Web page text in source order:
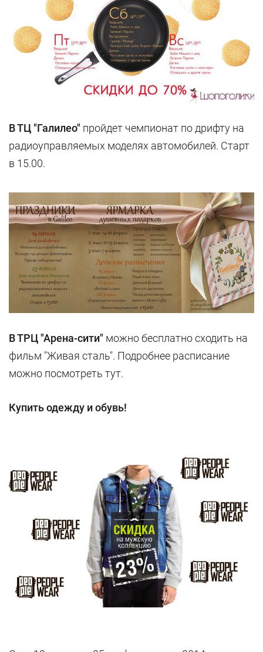
В ТЦ "Галилео" пройдет чемпионат по дрифту на
радиоуправляемых моделях автомобилей. Старт
в 15.00.
В ТРЦ "Арена-сити" можно бесплатно сходить на
фильм "Живая сталь". Подробнее расписание
можно посмотреть тут.
Купить одежду и обувь!